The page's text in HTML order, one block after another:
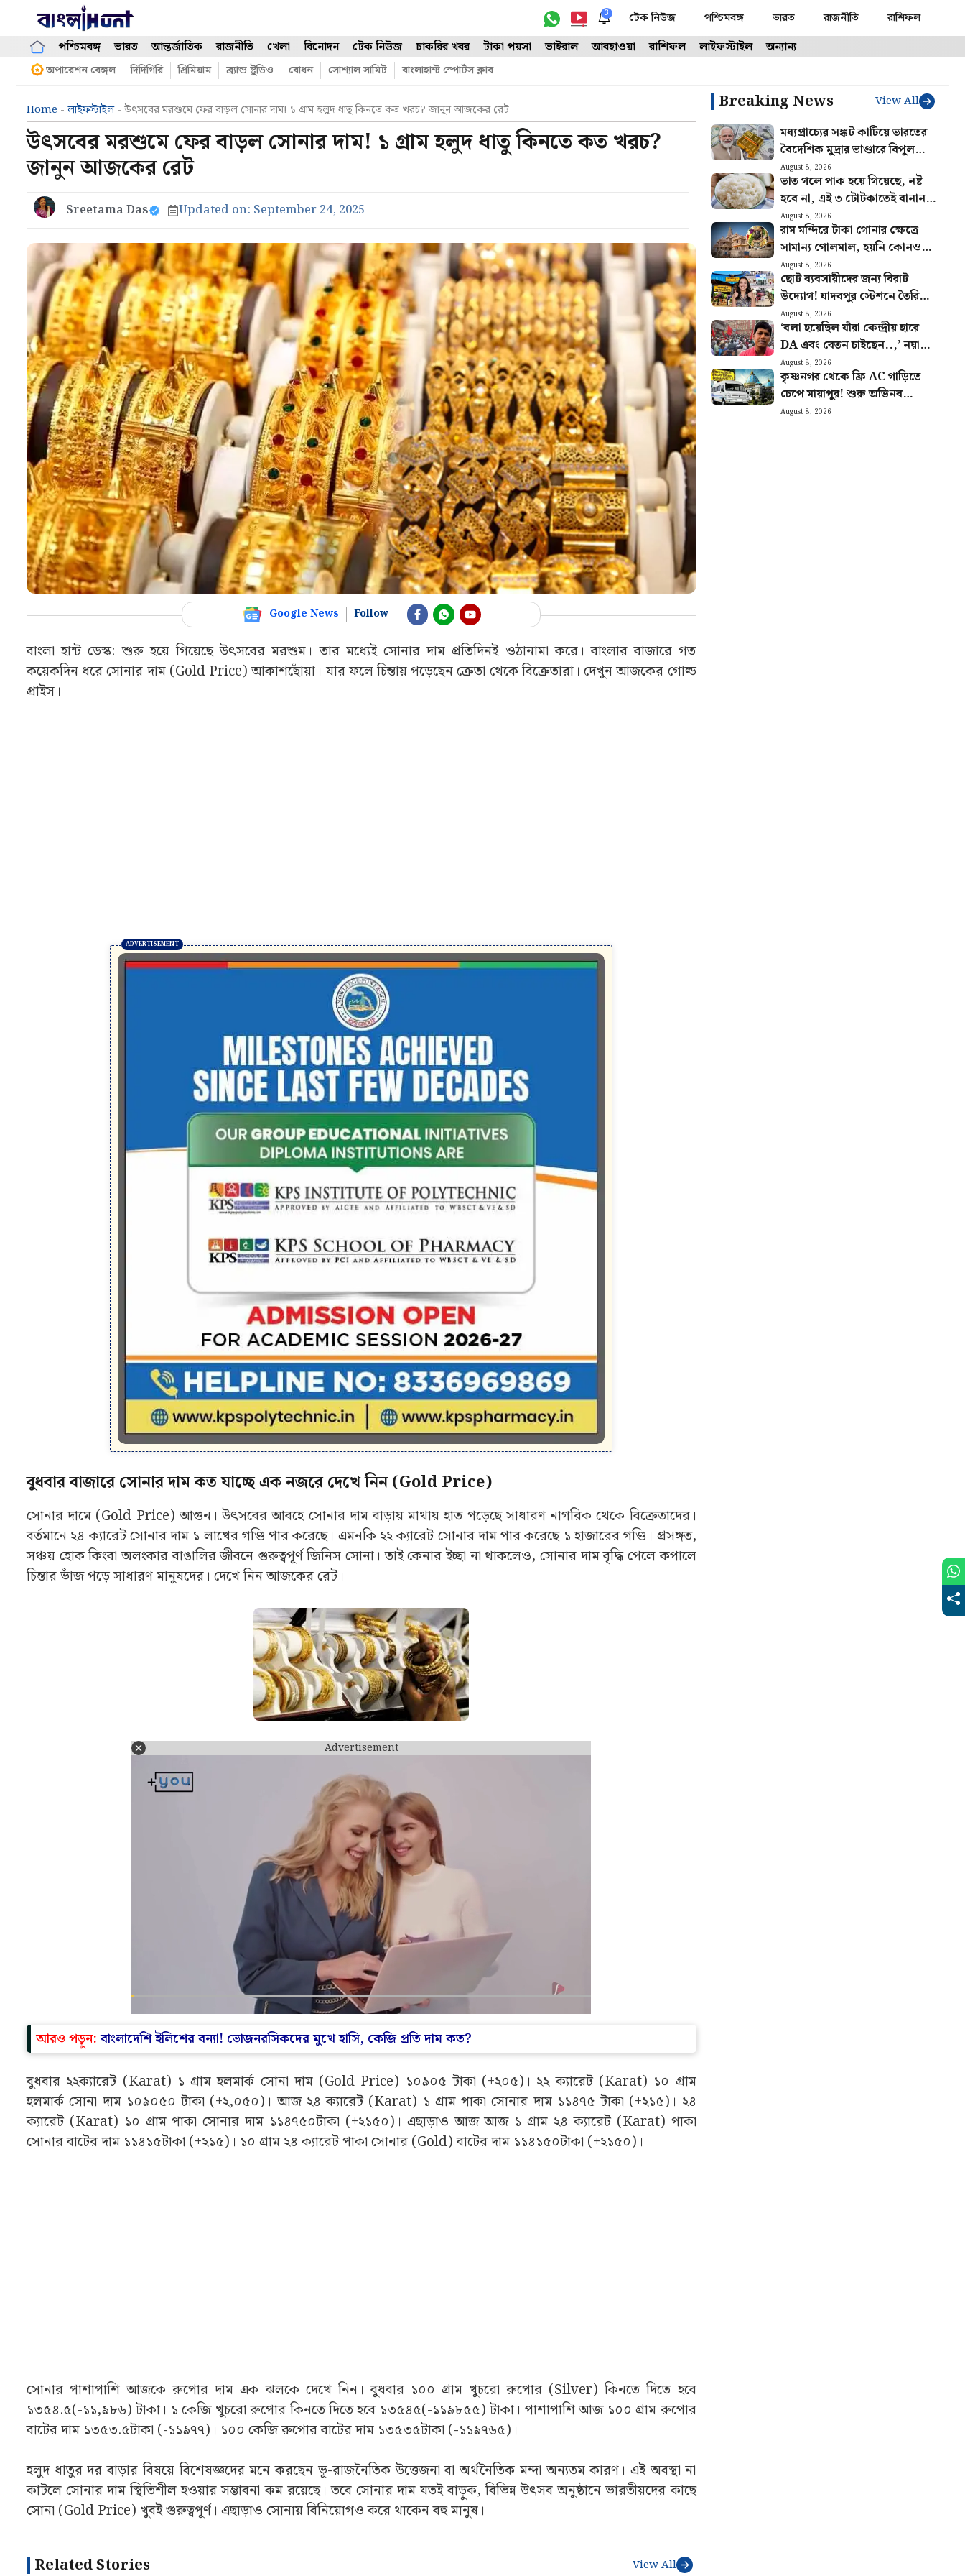
content
3 টেক নিউজ পশ্চিমবঙ্গ ভারত রাজনীতি রাশিফল
পশ্চিমবঙ্গ ভারত আন্তর্জাতিক রাজনীতি খেলা বিনোদন টেক নিউজ চাকরির খবর টাকা পয়সা ভাইরাল আবহাওয়া রাশিফল লাইফস্টাইল অন্যান্য
অপারেশন বেঙ্গল দিদিগিরি প্রিমিয়াম ব্র্যান্ড ষ্টুডিও বোধন সোশ্যাল সামিট বাংলাহান্ট স্পোর্টস ক্লাব
Home - লাইফস্টাইল- উৎসবের মরশুমে ফের বাড়ল সোনার দাম! ১ গ্রাম হলুদ ধাতু কিনতে কত খরচ? জানুন আজকের রেট
উৎসবের মরশুমে ফের বাড়ল সোনার দাম! ১ গ্রাম হলুদ ধাতু কিনতে কত খরচ?
জানুন আজকের রেট
Sreetama Das Updated on: September 24, 2025
Google News Follow
বাংলা হান্ট ডেস্ক: শুরু হয়ে গিয়েছে উৎসবের মরশুম। তার মধ্যেই সোনার দাম প্রতিদিনই ওঠানামা করে। বাংলার বাজারে গত
কয়েকদিন ধরে সোনার দাম (Gold Price) আকাশছোঁয়া। যার ফলে চিন্তায় পড়েছেন ক্রেতা থেকে বিক্রেতারা। দেখুন আজকের গোল্ড
প্রাইস।
বুধবার বাজারে সোনার দাম কত যাচ্ছে এক নজরে দেখে নিন (Gold Price)
সোনার দামে (Gold Price) আগুন। উৎসবের আবহে সোনার দাম বাড়ায় মাথায় হাত পড়েছে সাধারণ নাগরিক থেকে বিক্রেতাদের।
বর্তমানে ২৪ ক্যারেট সোনার দাম ১ লাখের গণ্ডি পার করেছে। এমনকি ২২ ক্যারেট সোনার দাম পার করেছে ১ হাজারের গণ্ডি। প্রসঙ্গত,
সঞ্চয় হোক কিংবা অলংকার বাঙালির জীবনে গুরুত্বপূর্ণ জিনিস সোনা। তাই কেনার ইচ্ছা না থাকলেও, সোনার দাম বৃদ্ধি পেলে কপালে
চিন্তার ভাঁজ পড়ে সাধারণ মানুষদের। দেখে নিন আজকের রেট।
Advertisement
আরও পড়ুন:বাংলাদেশি ইলিশের বন্যা! ভোজনরসিকদের মুখে হাসি, কেজি প্রতি দাম কত?
বুধবার ২২ক্যারেট (Karat) ১ গ্ৰাম হলমার্ক সোনা দাম (Gold Price) ১০৯০৫ টাকা (+২০৫)। ২২ ক্যারেট (Karat) ১০ গ্ৰাম
হলমার্ক সোনা দাম ১০৯০৫০ টাকা (+২,০৫০)। আজ ২৪ ক্যারেট (Karat) ১ গ্ৰাম পাকা সোনার দাম ১১৪৭৫ টাকা (+২১৫)। ২৪
ক্যারেট (Karat) ১০ গ্ৰাম পাকা সোনার দাম ১১৪৭৫০টাকা (+২১৫০)। এছাড়াও আজ আজ ১ গ্ৰাম ২৪ ক্যারেট (Karat) পাকা
সোনার বাটের দাম ১১৪১৫টাকা (+২১৫)। ১০ গ্ৰাম ২৪ ক্যারেট পাকা সোনার (Gold) বাটের দাম ১১৪১৫০টাকা (+২১৫০)।
সোনার পাশাপাশি আজকে রুপোর দাম এক ঝলকে দেখে নিন। বুধবার ১০০ গ্ৰাম খুচরো রুপোর (Silver) কিনতে দিতে হবে
১৩৫৪.৫(-১১,৯৮৬) টাকা। ১ কেজি খুচরো রুপোর কিনতে দিতে হবে ১৩৫৪৫(-১১৯৮৫৫) টাকা। পাশাপাশি আজ ১০০ গ্ৰাম রুপোর
বাটের দাম ১৩৫৩.৫টাকা (-১১৯৭৭)। ১০০ কেজি রুপোর বাটের দাম ১৩৫৩৫টাকা (-১১৯৭৬৫)।
হলুদ ধাতুর দর বাড়ার বিষয়ে বিশেষজ্ঞদের মনে করছেন ভূ-রাজনৈতিক উত্তেজনা বা অর্থনৈতিক মন্দা অন্যতম কারণ। এই অবস্থা না
কাটলে সোনার দাম স্থিতিশীল হওয়ার সম্ভাবনা কম রয়েছে। তবে সোনার দাম যতই বাড়ুক, বিভিন্ন উৎসব অনুষ্ঠানে ভারতীয়দের কাছে
সোনা (Gold Price) খুবই গুরুত্বপূর্ণ। এছাড়াও সোনায় বিনিয়োগও করে থাকেন বহু মানুষ।
Related Stories View All
Breaking News View All
মধ্যপ্রাচ্যের সঙ্কট কাটিয়ে ভারতের
বৈদেশিক মুদ্রার ভাণ্ডারে বিপুল
বৃদ্ধি! ঊর্ধ্বগতি গোল্ড রিজার্ভেও
August 8, 2026
ভাত গলে পাক হয়ে গিয়েছে, নষ্ট
হবে না, এই ৩ টোটকাতেই বানান
ঝরঝরে
August 8, 2026
রাম মন্দিরে টাকা গোনার ক্ষেত্রে
সামান্য গোলমাল, হয়নি কোনও
দুর্নীতি! কী জানানো হল অডিট
রিপোর্টে?
August 8, 2026
ছোট ব্যবসায়ীদের জন্য বিরাট
উদ্যোগ! যাদবপুর স্টেশনে তৈরি
হবে শপিং হাব, ঘোষণা রেলের
August 8, 2026
‘বলা হয়েছিল যাঁরা কেন্দ্রীয় হারে
DA এবং বেতন চাইছেন..,’ নয়া
বিজ্ঞপ্তি নিয়ে খুশি সংগ্রামী যৌথ
মঞ্চ
August 8, 2026
কৃষ্ণনগর থেকে ফ্রি AC গাড়িতে
চেপে মায়াপুর! শুরু অভিনব
পরিষেবা, কারা সুবিধা পাবেন জানুন
August 8, 2026